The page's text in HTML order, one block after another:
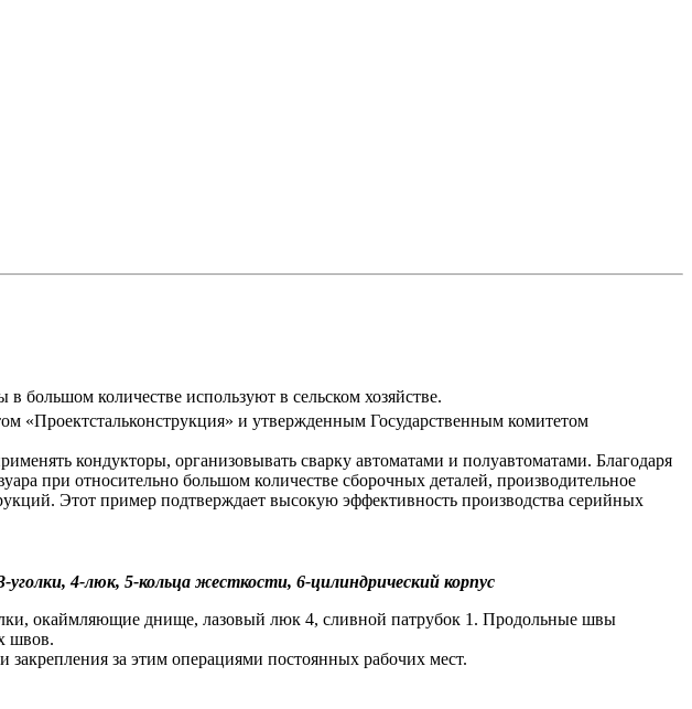
большом количестве используют в сельском хозяйстве.
«Проектстальконструкция» и утвержденным Государственным комитетом
кондукторы, организовывать сварку автоматами и полуавтоматами. Благодаря
при относительно большом количестве сборочных деталей, производительное
Этот пример подтверждает высокую эффективность производства серийных
уголки, 4-люк, 5-кольца жесткости, 6-цилиндрический корпус
окаймляющие днище, лазовый люк 4, сливной патрубок 1. Продольные швы
швов.
закрепления за этим операциями постоянных рабочих мест.